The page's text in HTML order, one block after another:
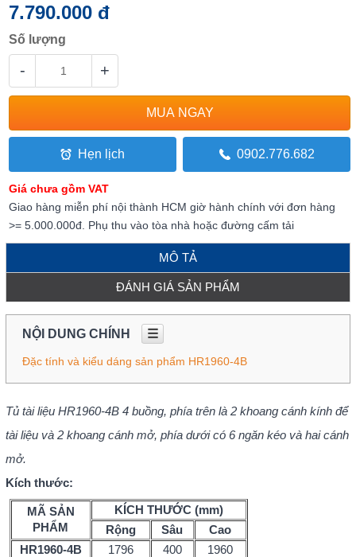
7.790.000 đ
Số lượng
- +
Hẹn lịch 0902.776.682
Giá chưa gồm VAT
Giao hàng miễn phí nội thành HCM giờ hành chính với đơn hàng
>= 5.000.000đ. Phụ thu vào tòa nhà hoặc đường cấm tải
MÔ TẢ
ĐÁNH GIÁ SẢN PHẨM
NỘI DUNG CHÍNH ☰
Đặc tính và kiểu dáng sản phẩm HR1960-4B
Tủ tài liệu HR1960-4B 4 buồng, phía trên là 2 khoang cánh kính để
tài liệu và 2 khoang cánh mở, phía dưới có 6 ngăn kéo và hai cánh
mở.
Kích thước:
MÃ SẢN
PHẨM
KÍCH THƯỚC (mm)
Rộng
Sâu
Cao
HR1960-4B
1796 400 1960